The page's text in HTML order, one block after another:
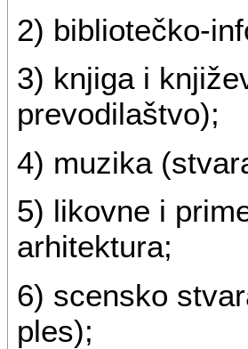
2) bibliotečko-
3) knjiga i
prevodilaštvo);
4) muzika
5) likovne i
arhitektura;
6) scensko
ples);